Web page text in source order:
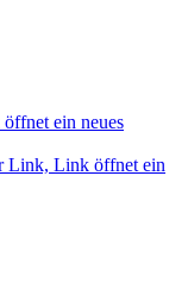
ein neues
Link, Link öffnet ein